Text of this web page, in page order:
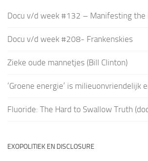
Docu v/d week #132 – Manifesting the
Docu v/d week #208- Frankenskies
Zieke oude mannetjes (Bill Clinton)
‘Groene energie’ is milieuonvriendelijk
Fluoride: The Hard to Swallow Truth
EXOPOLITIEK EN DISCLOSURE